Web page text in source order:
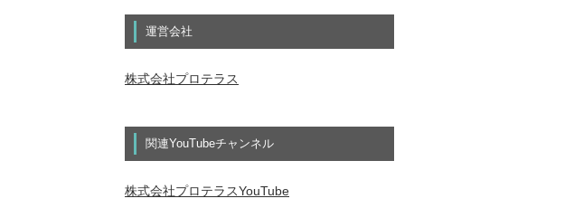
運営会社
株式会社プロテラス
関連YouTubeチャンネル
株式会社プロテラスYouTube